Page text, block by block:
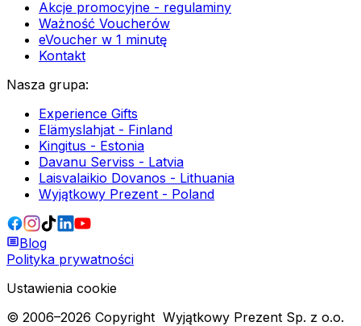
Akcje promocyjne - regulaminy
Ważność Voucherów
eVoucher w 1 minutę
Kontakt
Nasza grupa:
Experience Gifts
Elämyslahjat - Finland
Kingitus - Estonia
Davanu Serviss - Latvia
Laisvalaikio Dovanos - Lithuania
Wyjątkowy Prezent - Poland
Blog
Polityka prywatności
Ustawienia cookie
© 2006–2026 Copyright Wyjątkowy Prezent Sp. z o.o.